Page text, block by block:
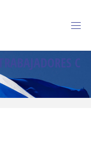
R A BAJADORES C